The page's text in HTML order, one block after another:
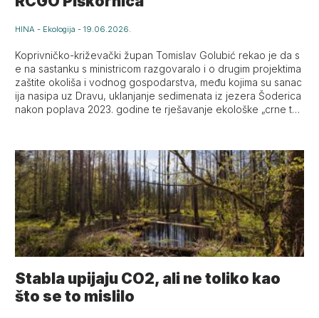
HINA - Ekologija -19.06.2026.
Koprivničko-križevački župan Tomislav Golubić rekao je da s
e na sastanku s ministricom razgovaralo i o drugim projektima
zaštite okoliša i vodnog gospodarstva, među kojima su sanac
ija nasipa uz Dravu, uklanjanje sedimenata iz jezera Šoderica
nakon poplava 2023. godine te rješavanje ekološke „crne to
Stabla upijaju CO2, ali ne toliko kao
što se to mislilo